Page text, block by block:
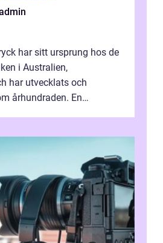
har sitt ursprung hos de
i Australien,
har utvecklats och
århundraden. En